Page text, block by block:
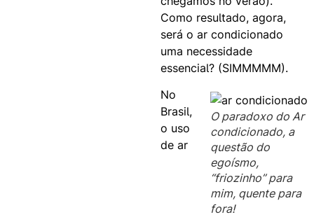
Como resultado, agora,
será o ar condicionado
uma necessidade
essencial? (SIMMMMM).
O paradoxo do Ar
condicionado, a
questão do
egoísmo,
“friozinho” para
mim, quente para
fora!
No
Brasil,
o uso
de ar